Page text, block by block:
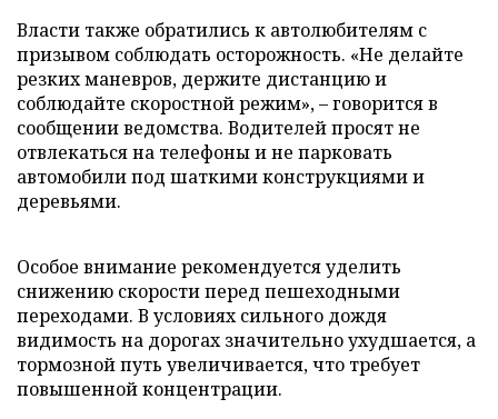
Власти также обратились к автолюбителям с
призывом соблюдать осторожность. «Не делайте
резких маневров, держите дистанцию и
соблюдайте скоростной режим», – говорится в
сообщении ведомства. Водителей просят не
отвлекаться на телефоны и не парковать
автомобили под шаткими конструкциями и
деревьями.
Особое внимание рекомендуется уделить
снижению скорости перед пешеходными
переходами. В условиях сильного дождя
видимость на дорогах значительно ухудшается, а
тормозной путь увеличивается, что требует
повышенной концентрации.